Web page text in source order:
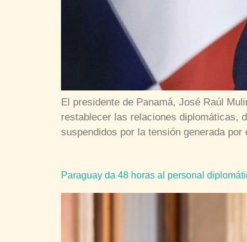
El presidente de Panamá, José Raúl
restablecer las relaciones diplomáticas,
suspendidos por la tensión generada
Paraguay da 48 horas al personal